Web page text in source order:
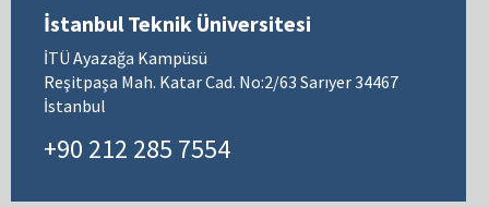
İstanbul Teknik Üniversitesi
İTÜ Ayazağa Kampüsü
Reşitpaşa Mah. Katar Cad. No:2/63 Sarıyer 34467
İstanbul
+90 212 285 7554